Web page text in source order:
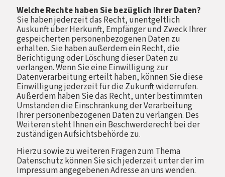
Welche Rechte haben Sie bezüglich Ihrer Daten?
Sie haben jederzeit das Recht, unentgeltlich
Auskunft über Herkunft, Empfänger und Zweck Ihrer
gespeicherten personenbezogenen Daten zu
erhalten. Sie haben außerdem ein Recht, die
Berichtigung oder Löschung dieser Daten zu
verlangen. Wenn Sie eine Einwilligung zur
Datenverarbeitung erteilt haben, können Sie diese
Einwilligung jederzeit für die Zukunft widerrufen.
Außerdem haben Sie das Recht, unter bestimmten
Umständen die Einschränkung der Verarbeitung
Ihrer personenbezogenen Daten zu verlangen. Des
Weiteren steht Ihnen ein Beschwerderecht bei der
zuständigen Aufsichtsbehörde zu.
Hierzu sowie zu weiteren Fragen zum Thema
Datenschutz können Sie sich jederzeit unter der im
Impressum angegebenen Adresse an uns wenden.